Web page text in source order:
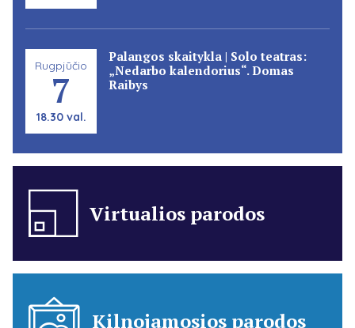
Rugpjūčio
7
18.30 val.
Palangos skaitykla | Solo teatras:
„Nedarbo kalendorius“. Domas
Raibys
Virtualios parodos
Kilnojamosios parodos